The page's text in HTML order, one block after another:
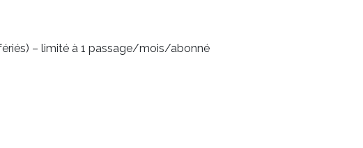
– limité à 1 passage/mois/abonné